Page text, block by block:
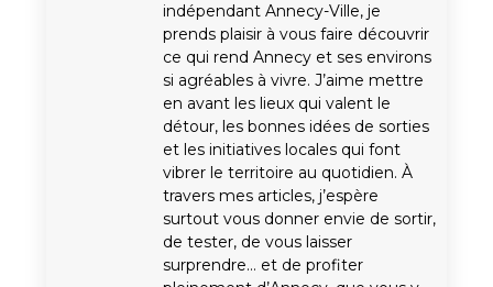
indépendant Annecy-Ville, je
prends plaisir à vous faire découvrir
ce qui rend Annecy et ses environs
si agréables à vivre. J’aime mettre
en avant les lieux qui valent le
détour, les bonnes idées de sorties
et les initiatives locales qui font
vibrer le territoire au quotidien. À
travers mes articles, j’espère
surtout vous donner envie de sortir,
de tester, de vous laisser
surprendre… et de profiter